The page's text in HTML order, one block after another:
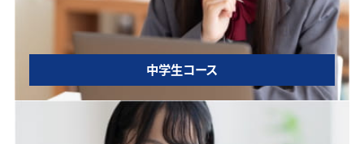
中学生コース